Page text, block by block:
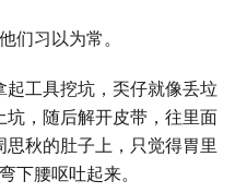
们习以为常。
工具挖坑，奀仔就像丢垃
，随后解开皮带，往里面
秋的肚子上，只觉得胃里
下腰呕吐起来。